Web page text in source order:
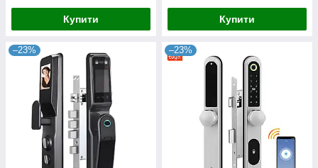
Купити Купити
–23% –23%